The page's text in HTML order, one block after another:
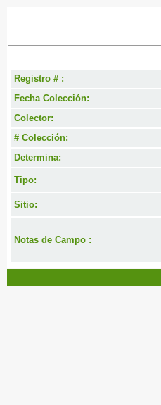
Registro # :
Fecha Colección:
Colector:
# Colección:
Determina:
Tipo:
Sitio:
Notas de Campo :